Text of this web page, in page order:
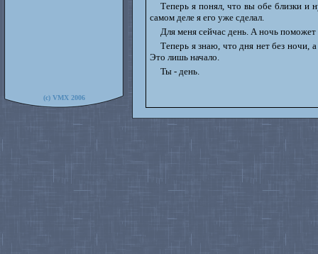
Теперь я понял, что вы обе близки
самом деле я его уже сделал.
Для меня сейчас день. А ночь
Теперь я знаю, что дня нет без ночи,
Это лишь начало.
Ты - день.
(c) VMX 2006